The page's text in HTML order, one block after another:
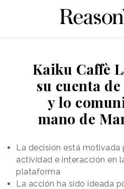
Kaiku Caffè
su cuenta
y lo
mano de
La decisión está motivada
actividad e interacción en
plataforma
La acción ha sido ideada